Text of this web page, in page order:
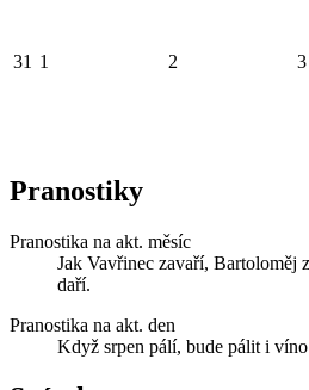
31 1 2 3
Pranostiky
Pranostika na akt. měsíc
Jak Vavřinec zavaří, Bartoloměj
daří.
Pranostika na akt. den
Když srpen pálí, bude pálit i